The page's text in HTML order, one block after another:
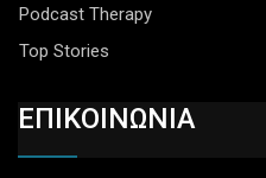
Podcast Therapy
Top Stories
ΕΠΙΚΟΙΝΩΝΙΑ